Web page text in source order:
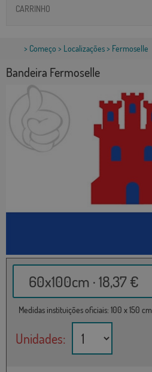
CARRINHO
> Começo > Localizações> Fermoselle
Bandeira Fermoselle
60x100cm · 18,37 €
Medidas instituições oficiais: 100 x 150 cm
Unidades: